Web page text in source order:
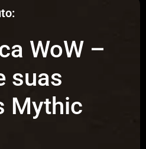
WoW –
suas
Mythic